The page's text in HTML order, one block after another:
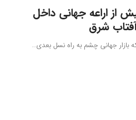
کرولا ۲۰۲۶ پیش از اراعه جهانی داخل
شرق
بازار جهانی چشم به راه نسل بعدی…